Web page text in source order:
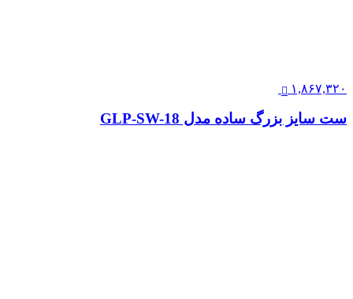
۱,۸۶۷,۳۲۰
ست سایز بزرگ ساده مدل GLP-SW-18